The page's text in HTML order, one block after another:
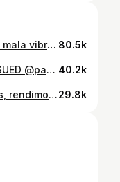
Luna llena + agua salada = cero mala vibra 🌝🌊. [Nos tiramos… varias veces… por si acaso]. ✨ Ready para todo lo bueno que viene✨ 80.5k
✨ Cuerpos Hot 2025 ✨ PAMELA SUED @pamsued SHARON SUED @sharonsued Producción y estilismo @keytherestevez_ Fotos @joelguzmanf Joyas @gissellemancebord Bañadores @nash_swimwear Makeup @lizamakeupdr @roanmymateo Hair @berbranhair Locación @altosdechavondr #CuerposHot2025 #NocheDeLuz #AltosDeChavon #CasaDeCampo 40.2k
Con motivo del Día de los Padres, rendimos homenaje a la fuerza, el amor y la fe inquebrantable de José Guillermo Sued. Después de dos años de lucha y recuperación en España, José Guillermo Sued regresa a casa por su propio pie. En una emotiva entrevista junto a sus hijas, comparte un mensaje de fe, gratitud y amor por su tierra. “Lo más importante cuando se regresa de un momento tan difícil es saber que Dios ha sido protagonista, que la gente que te quiere ha estado contigo.” ⁠ #Hola #HolaRD29.8k